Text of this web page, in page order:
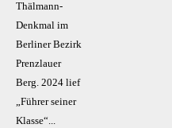
Thälmann-
Denkmal im
Berliner Bezirk
Prenzlauer
Berg. 2024 lief
„Führer seiner
Klasse“...